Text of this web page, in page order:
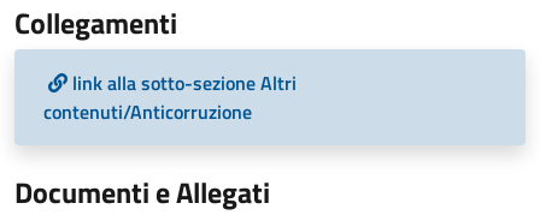
Collegamenti
link alla sotto-sezione Altri
contenuti/Anticorruzione
Documenti e Allegati